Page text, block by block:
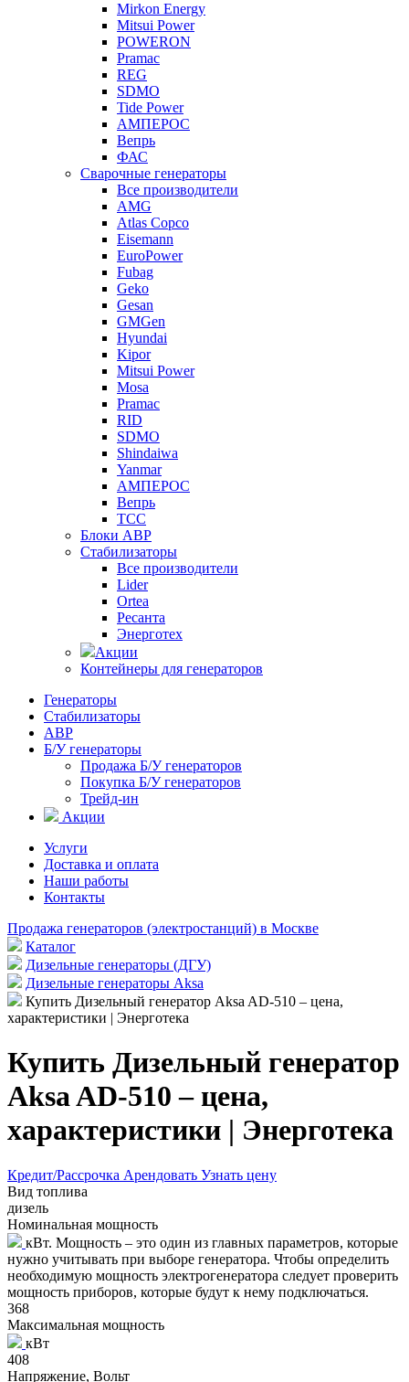
Mirkon Energy
Mitsui Power
POWERON
Pramac
REG
SDMO
Tide Power
АМПЕРОС
Вепрь
ФАС
Сварочные генераторы
Все производители
AMG
Atlas Copco
Eisemann
EuroPower
Fubag
Geko
Gesan
GMGen
Hyundai
Kipor
Mitsui Power
Mosa
Pramac
RID
SDMO
Shindaiwa
Yanmar
АМПЕРОС
Вепрь
ТСС
Блоки АВР
Стабилизаторы
Все производители
Lider
Ortea
Ресанта
Энерготех
Акции
Контейнеры для генераторов
Генераторы
Стабилизаторы
АВР
Б/У генераторы
Продажа Б/У генераторов
Покупка Б/У генераторов
Трейд-ин
Акции
Услуги
Доставка и оплата
Наши работы
Контакты
Продажа генераторов (электростанций) в Москве
Каталог
Дизельные генераторы (ДГУ)
Дизельные генераторы Aksa
Купить Дизельный генератор Aksa AD-510 – цена,
характеристики | Энерготека
Купить Дизельный генератор
Aksa AD-510 – цена,
характеристики | Энерготека
Кредит/Рассрочка Арендовать Узнать цену
Вид топлива
дизель
Номинальная мощность
кВт. Мощность – это один из главных параметров, которые
нужно учитывать при выборе генератора. Чтобы определить
необходимую мощность электрогенератора следует проверить
мощность приборов, которые будут к нему подключаться.
368
Максимальная мощность
кВт
408
Напряжение, Вольт